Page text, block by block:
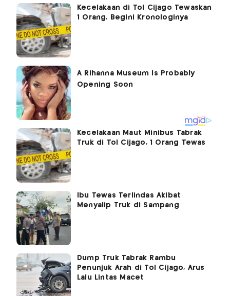
Kecelakaan di Tol Cijago Tewaskan
1 Orang, Begini Kronologinya
Kecelakaan Maut Minibus Tabrak
Truk di Tol Cijago, 1 Orang Tewas
Ibu Tewas Terlindas Akibat
Menyalip Truk di Sampang
Dump Truk Tabrak Rambu
Penunjuk Arah di Tol Cijago, Arus
Lalu Lintas Macet